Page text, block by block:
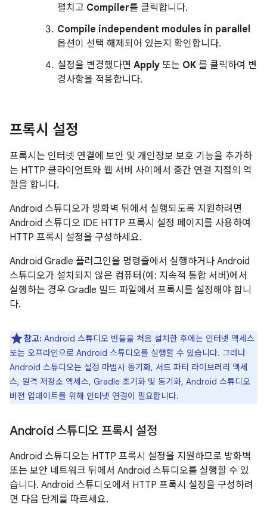
펼치고 Compiler를 클릭합니다.
Compile independent modules in parallel
옵션이 선택 해제되어 있는지 확인합니다.
설정을 변경했다면 Apply 또는 OK 를 클릭하여 변
경사항을 적용합니다.
프록시 설정
프록시는 인터넷 연결에 보안 및 개인정보 보호 기능을 추가하
는 HTTP 클라이언트와 웹 서버 사이에서 중간 연결 지점의 역
할을 합니다.
Android 스튜디오가 방화벽 뒤에서 실행되도록 지원하려면
Android 스튜디오 IDE HTTP 프록시 설정 페이지를 사용하여
HTTP 프록시 설정을 구성하세요.
Android Gradle 플러그인을 명령줄에서 실행하거나 Android
스튜디오가 설치되지 않은 컴퓨터(예: 지속적 통합 서버)에서
실행하는 경우 Gradle 빌드 파일에서 프록시를 설정해야 합니
다.
참고: Android 스튜디오 번들을 처음 설치한 후에는 인터넷 액세스
또는 오프라인으로 Android 스튜디오를 실행할 수 있습니다. 그러나
Android 스튜디오는 설정 마법사 동기화, 서드 파티 라이브러리 액세
스, 원격 저장소 액세스, Gradle 초기화 및 동기화, Android 스튜디오
버전 업데이트를 위해 인터넷 연결이 필요합니다.
Android 스튜디오 프록시 설정
Android 스튜디오는 HTTP 프록시 설정을 지원하므로 방화벽
또는 보안 네트워크 뒤에서 Android 스튜디오를 실행할 수 있
습니다. Android 스튜디오에서 HTTP 프록시 설정을 구성하려
면 다음 단계를 따르세요.